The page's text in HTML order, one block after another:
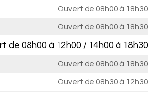
Ouvert de 08h00 à 18h30
Ouvert de 08h00 à 18h30
de 08h00 à 12h00 / 14h00 à 18h30
Ouvert de 08h00 à 18h30
Ouvert de 08h30 à 12h30